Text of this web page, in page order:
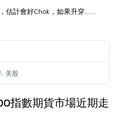
計會好Chok，如果升穿.......
, 美股
指數期貨市場近期走